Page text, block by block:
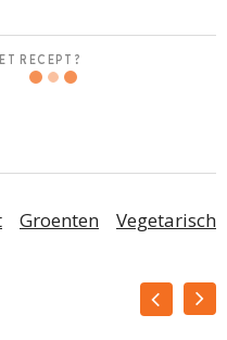
RECEPT?
Groenten Vegetarisch